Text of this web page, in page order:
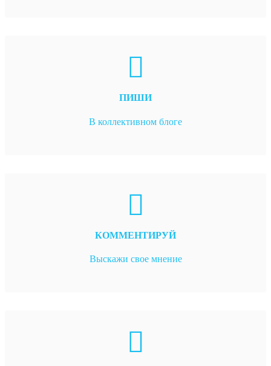
ПИШИ
В коллективном блоге
КОММЕНТИРУЙ
Выскажи свое мнение